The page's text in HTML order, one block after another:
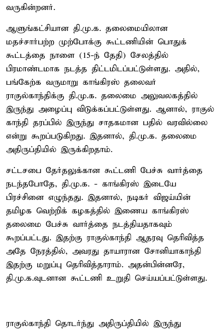
வருகின்றனர்.
ஆளுங்கட்சியான தி.மு.க. தலைமையிலான
மதச்சார்பற்ற முற்போக்கு கூட்டணியின் பொதுக்
கூட்டத்தை நாளை (15-ந் தேதி) சேலத்தில்
பிரமாண்டமாக நடத்த திட்டமிடப்பட்டுள்ளது. அதில்,
பங்கேற்க வருமாறு காங்கிரஸ் தலைவர்
ராகுல்காந்திக்கு தி.மு.க. தலைமை அலுவலகத்தில்
இருந்து அழைப்பு விடுக்கப்பட்டுள்ளது. ஆனால், ராகுல்
காந்தி தரப்பில் இருந்து சாதகமான பதில் வரவில்லை
என்று கூறப்படுகிறது. இதனால், தி.மு.க. தலைமை
அதிருப்தியில் இருக்கிறதாம்.
சட்டசபை தேர்தலுக்கான கூட்டணி பேச்சு வார்த்தை
நடந்தபோதே, தி.மு.க. - காங்கிரஸ் இடையே
பிரச்சினை எழுந்தது. இதனால், நடிகர் விஜய்யின்
தமிழக வெற்றிக் கழகத்தில் இணைய காங்கிரஸ்
தலைமை பேச்சு வார்த்தை நடத்தியதாகவும்
கூறப்பட்டது. இதற்கு ராகுல்காந்தி ஆதரவு தெரிவித்த
அதே நேரத்தில், அவரது தாயாரான சோனியாகாந்தி
இதற்கு மறுப்பு தெரிவித்தாராம். அதன்பின்னரே,
தி.மு.க.வுடனான கூட்டணி உறுதி செய்யப்பட்டுள்ளது.
ராகுல்காந்தி தொடர்ந்து அதிருப்தியில் இருந்து